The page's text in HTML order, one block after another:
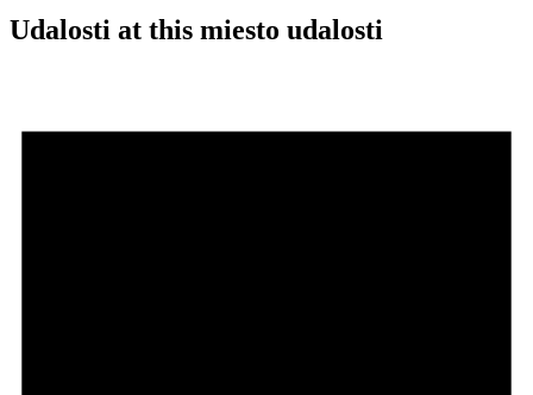
Udalosti at this miesto udalosti